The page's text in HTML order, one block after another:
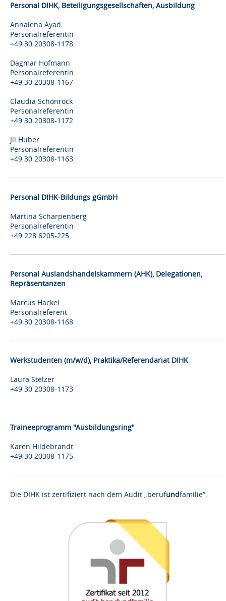
Personal DIHK, Beteiligungsgesellschaften, Ausbildung
Annalena Ayad
Personalreferentin
+49 30 20308-1178
Dagmar Hofmann
Personalreferentin
+49 30 20308-1167
Claudia Schönrock
Personalreferentin
+49 30 20308-1172
Jil Huber
Personalreferentin
+49 30 20308-1163
Personal DIHK-Bildungs gGmbH
Martina Scharpenberg
Personalreferentin
+49 228 6205-225
Personal Auslandshandelskammern (AHK), Delegationen,
Repräsentanzen
Marcus Hackel
Personalreferent
+49 30 20308-1168
Werkstudenten (m/w/d), Praktika/Referendariat DIHK
Laura Stelzer
+49 30 20308-1173
Traineeprogramm "Ausbildungsring"
Karen Hildebrandt
+49 30 20308-1175
Die DIHK ist zertifiziert nach dem Audit „berufundfamilie“.